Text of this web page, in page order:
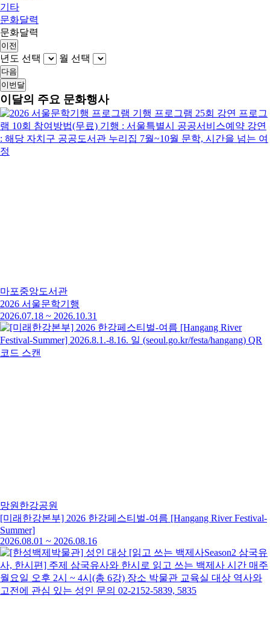
기타
문화달력
문화달력
이전
년도 선택 월 선택
다음
이번달
이달의 주요 문화행사
마포중앙도서관
2026 서울문학기행
2026.07.18 ~ 2026.10.31
망원한강공원
[미래한강본부] 2026 한강페스티벌-여름 [Hangang River Festival-
Summer]
2026.08.01 ~ 2026.08.16